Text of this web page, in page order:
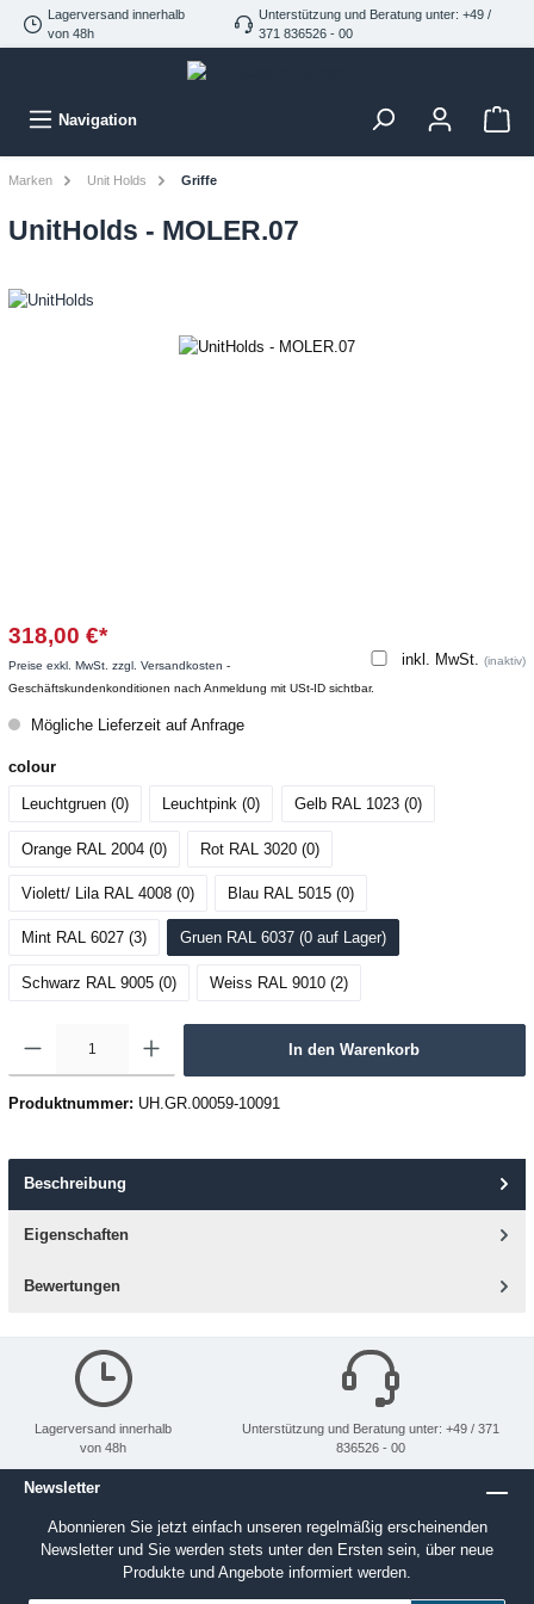
Lagerversand innerhalb
von 48h
Unterstützung und Beratung unter: +49 /
371 836526 - 00
Navigation
Marken Unit Holds Griffe
UnitHolds - MOLER.07
318,00 €*
inkl. MwSt. (inaktiv)
Preise exkl. MwSt. zzgl. Versandkosten -
Geschäftskundenkonditionen nach Anmeldung mit USt-ID sichtbar.
Mögliche Lieferzeit auf Anfrage
colour
Leuchtgruen (0) Leuchtpink (0) Gelb RAL 1023 (0)
Orange RAL 2004 (0) Rot RAL 3020 (0)
Violett/ Lila RAL 4008 (0) Blau RAL 5015 (0)
Mint RAL 6027 (3) Gruen RAL 6037 (0 auf Lager)
Schwarz RAL 9005 (0) Weiss RAL 9010 (2)
In den Warenkorb
Produktnummer: UH.GR.00059-10091
Beschreibung
Eigenschaften
Bewertungen
Lagerversand innerhalb
von 48h
Unterstützung und Beratung unter: +49 / 371
836526 - 00
Newsletter
Abonnieren Sie jetzt einfach unseren regelmäßig erscheinenden
Newsletter und Sie werden stets unter den Ersten sein, über neue
Produkte und Angebote informiert werden.